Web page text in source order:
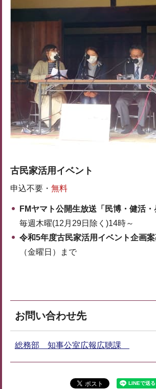
古民家活用イベント
申込不要・ 無料
FMヤマト公開生放送「民博・健活・
毎週木曜(12月29日除く)14時～
令和5年度古民家活用イベント企画
（金曜日）まで
お問い合わせ先
総務部 知事公室広報広聴課